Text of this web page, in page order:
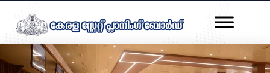
content
pagination